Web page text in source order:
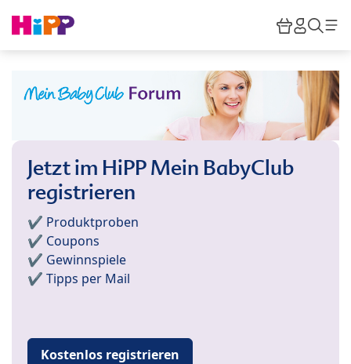
HiPP
Jetzt im HiPP Mein BabyClub
registrieren
✔️ Produktproben
✔️ Coupons
✔️ Gewinnspiele
✔️ Tipps per Mail
Kostenlos registrieren